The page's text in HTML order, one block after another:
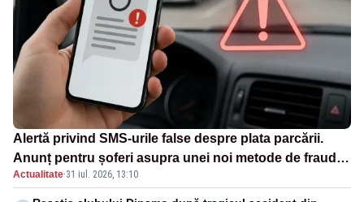
Alertă privind SMS-urile false despre plata parcării.
Anunț pentru șoferi asupra unei noi metode de fraudă
online
Actualitate·31 iul. 2026, 13:10